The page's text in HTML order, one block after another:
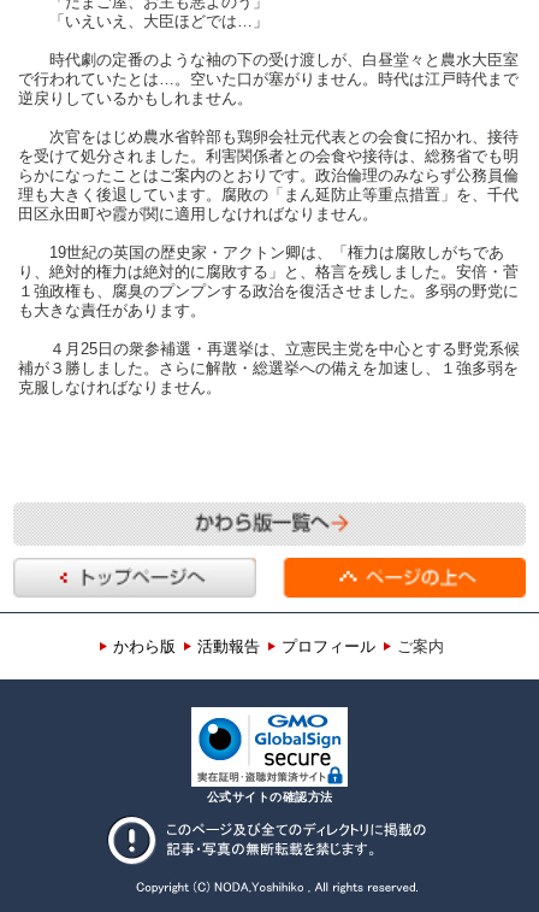
「いえいえ、大臣ほどでは…」
時代劇の定番のような袖の下の受け渡しが、白昼堂々と農水大臣室
で行われていたとは…。空いた口が塞がりません。時代は江戸時代まで
逆戻りしているかもしれません。
次官をはじめ農水省幹部も鶏卵会社元代表との会食に招かれ、接待
を受けて処分されました。利害関係者との会食や接待は、総務省でも明
らかになったことはご案内のとおりです。政治倫理のみならず公務員倫
理も大きく後退しています。腐敗の「まん延防止等重点措置」を、千代
田区永田町や霞が関に適用しなければなりません。
19世紀の英国の歴史家・アクトン卿は、「権力は腐敗しがちであ
り、絶対的権力は絶対的に腐敗する」と、格言を残しました。安倍・菅
１強政権も、腐臭のプンプンする政治を復活させました。多弱の野党に
も大きな責任があります。
４月25日の衆参補選・再選挙は、立憲民主党を中心とする野党系候
補が３勝しました。さらに解散・総選挙への備えを加速し、１強多弱を
克服しなければなりません。
かわら版 活動報告 プロフィール ご案内
公式サイトの確認方法